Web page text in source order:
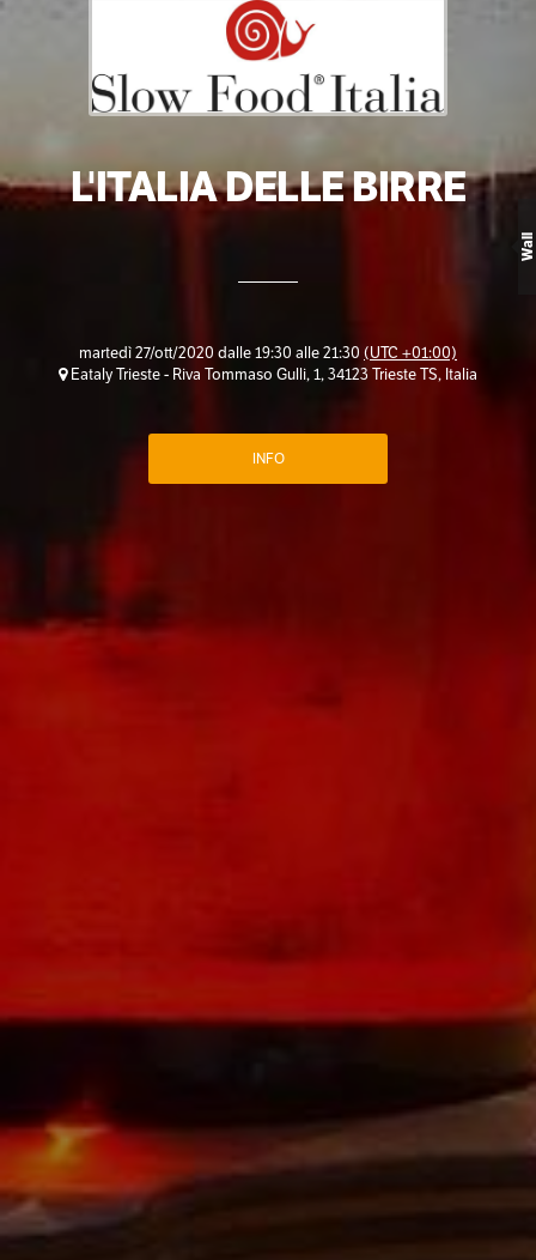
L'ITALIA DELLE BIRRE
martedì 27/ott/2020 dalle 19:30 alle 21:30 (UTC +01:00)
Eataly Trieste - Riva Tommaso Gulli, 1, 34123 Trieste TS, Italia
INFO
Wall